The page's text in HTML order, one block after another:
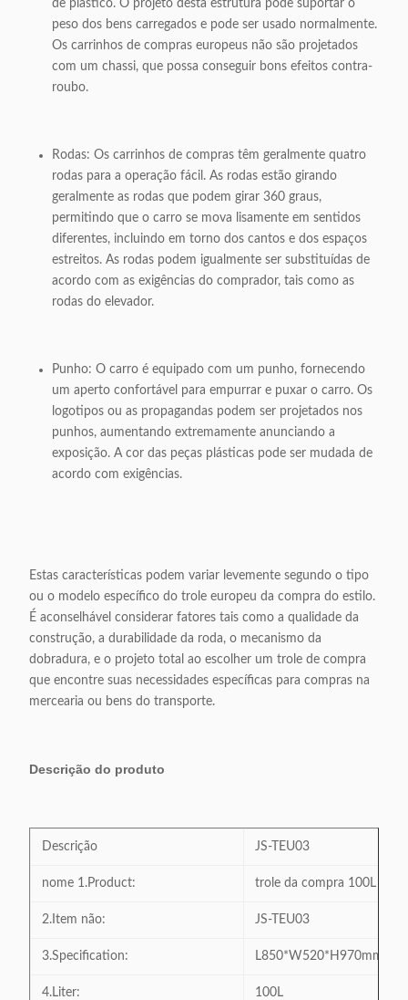
de plástico. O projeto desta estrutura pode suportar o
peso dos bens carregados e pode ser usado normalmente.
Os carrinhos de compras europeus não são projetados
com um chassi, que possa conseguir bons efeitos contra-
roubo.
Rodas: Os carrinhos de compras têm geralmente quatro
rodas para a operação fácil. As rodas estão girando
geralmente as rodas que podem girar 360 graus,
permitindo que o carro se mova lisamente em sentidos
diferentes, incluindo em torno dos cantos e dos espaços
estreitos. As rodas podem igualmente ser substituídas de
acordo com as exigências do comprador, tais como as
rodas do elevador.
Punho: O carro é equipado com um punho, fornecendo
um aperto confortável para empurrar e puxar o carro. Os
logotipos ou as propagandas podem ser projetados nos
punhos, aumentando extremamente anunciando a
exposição. A cor das peças plásticas pode ser mudada de
acordo com exigências.
Estas características podem variar levemente segundo o tipo
ou o modelo específico do trole europeu da compra do estilo.
É aconselhável considerar fatores tais como a qualidade da
construção, a durabilidade da roda, o mecanismo da
dobradura, e o projeto total ao escolher um trole de compra
que encontre suas necessidades específicas para compras na
mercearia ou bens do transporte.
Descrição do produto
Descrição JS-TEU03
nome 1.Product: trole da compra 100L
2.Item não: JS-TEU03
3.Specification: L850*W520*H970mm
4.Liter: 100L